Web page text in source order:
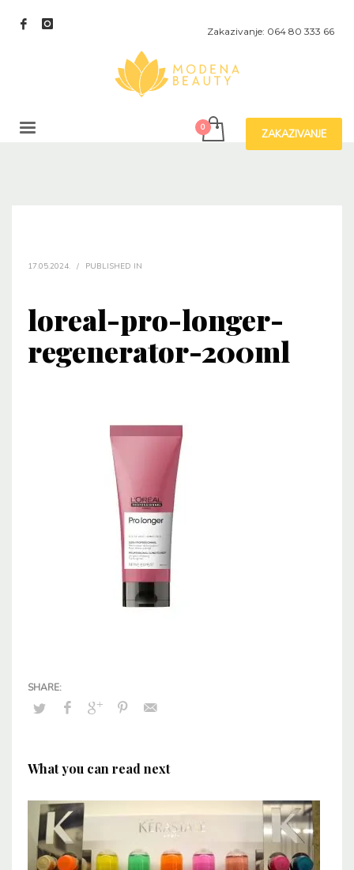
Zakazivanje: 064 80 333 66
ZAKAZIVANJE
17.05.2024. / PUBLISHED IN
loreal-pro-longer-
regenerator-200ml
What you can read next